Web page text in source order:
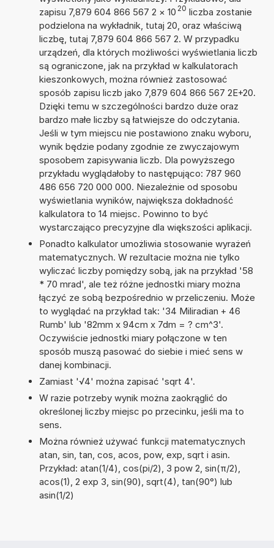
zapisu 7,879 604 866 567 2 × 10 20 liczba zostanie
podzielona na wykładnik, tutaj 20, oraz właściwą
liczbę, tutaj 7,879 604 866 567 2. W przypadku
urządzeń, dla których możliwości wyświetlania liczb
są ograniczone, jak na przykład w kalkulatorach
kieszonkowych, można również zastosować
sposób zapisu liczb jako 7,879 604 866 567 2E+20.
Dzięki temu w szczególności bardzo duże oraz
bardzo małe liczby są łatwiejsze do odczytania.
Jeśli w tym miejscu nie postawiono znaku wyboru,
wynik będzie podany zgodnie ze zwyczajowym
sposobem zapisywania liczb. Dla powyższego
przykładu wyglądałoby to następująco: 787 960
486 656 720 000 000. Niezależnie od sposobu
wyświetlania wyników, największa dokładność
kalkulatora to 14 miejsc. Powinno to być
wystarczająco precyzyjne dla większości aplikacji.
Ponadto kalkulator umożliwia stosowanie wyrażeń
matematycznych. W rezultacie można nie tylko
wyliczać liczby pomiędzy sobą, jak na przykład '58
* 70 mrad', ale też różne jednostki miary można
łączyć ze sobą bezpośrednio w przeliczeniu. Może
to wyglądać na przykład tak: '34 Miliradian + 46
Rumb' lub '82mm x 94cm x 7dm = ? cm^3'.
Oczywiście jednostki miary połączone w ten
sposób muszą pasować do siebie i mieć sens w
danej kombinacji.
Zamiast '√4' można zapisać 'sqrt 4'.
W razie potrzeby wynik można zaokrąglić do
określonej liczby miejsc po przecinku, jeśli ma to
sens.
Można również używać funkcji matematycznych
atan, sin, tan, cos, acos, pow, exp, sqrt i asin.
Przykład: atan(1/4), cos(pi/2), 3 pow 2, sin(π/2),
acos(1), 2 exp 3, sin(90), sqrt(4), tan(90°) lub
asin(1/2)